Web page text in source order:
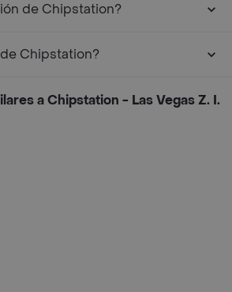
de Chipstation?
Chipstation?
a Chipstation - Las Vegas Z. I.